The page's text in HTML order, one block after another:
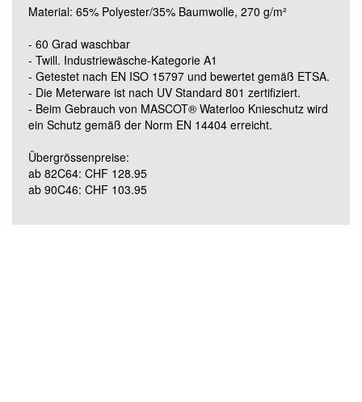
Grösse 90C58 (lang)
Grösse 90C60 (lang)
Grösse 90C62 (lang)
Material: 65% Polyester/35% Baumwolle, 270 g/m²
- 60 Grad waschbar
- Twill. Industriewäsche-Kategorie A1
- Getestet nach EN ISO 15797 und bewertet gemäß ETSA.
- Die Meterware ist nach UV Standard 801 zertifiziert.
- Beim Gebrauch von MASCOT® Waterloo Knieschutz wird
ein Schutz gemäß der Norm EN 14404 erreicht.
Übergrössenpreise:
ab 82C64: CHF 128.95
ab 90C46: CHF 103.95